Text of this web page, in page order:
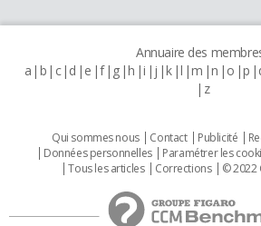
Annuaire des
a b c d e f g h i j k l m n o p
z
Qui sommes nous Contact Publicité
Données personnelles
Paramétrer les
Tous les articles
Corrections © 2022